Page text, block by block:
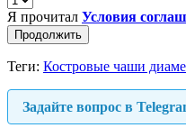
Я прочитал Условия
Продолжить
Теги: Костровые чаши
Задайте вопрос в